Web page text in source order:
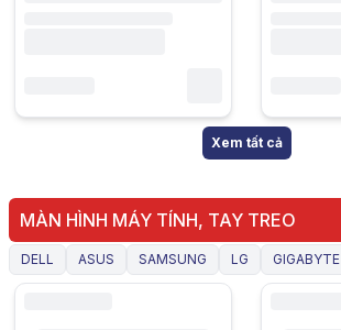
Xem tất cả
MÀN HÌNH MÁY TÍNH, TAY TREO
DELL ASUS SAMSUNG LG GIGABYTE